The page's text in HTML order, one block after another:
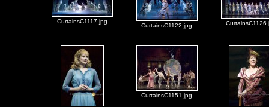
CurtainsC1117.jpg
CurtainsC1122.jpg
CurtainsC1151.jpg